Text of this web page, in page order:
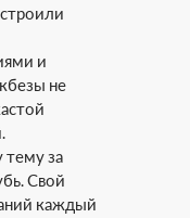
и
не
тему за
Свой
каждый